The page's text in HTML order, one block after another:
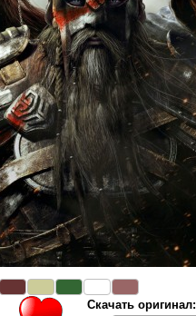
Скачать оригинал: